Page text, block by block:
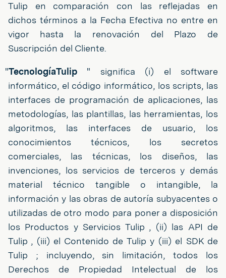
Tulip en comparación con las reflejadas en
dichos términos a la Fecha Efectiva no entre en
vigor hasta la renovación del Plazo de
Suscripción del Cliente.
"TecnologíaTulip " significa (i) el software
informático, el código informático, los scripts, las
interfaces de programación de aplicaciones, las
metodologías, las plantillas, las herramientas, los
algoritmos, las interfaces de usuario, los
conocimientos técnicos, los secretos
comerciales, las técnicas, los diseños, las
invenciones, los servicios de terceros y demás
material técnico tangible o intangible, la
información y las obras de autoría subyacentes o
utilizadas de otro modo para poner a disposición
los Productos y Servicios Tulip , (ii) las API de
Tulip , (iii) el Contenido de Tulip y (iii) el SDK de
Tulip ; incluyendo, sin limitación, todos los
Derechos de Propiedad Intelectual de los